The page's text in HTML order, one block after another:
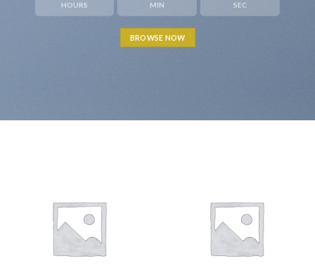
HOURS MIN SEC
BROWSE NOW